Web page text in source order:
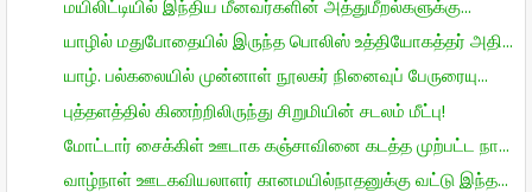
மயிலிட்டியில் இந்திய மீனவர்களின் அத்துமீறல்களுக்கு...
யாழில் மதுபோதையில் இருந்த பொலிஸ் உத்தியோகத்தர் அதி...
யாழ். பல்கலையில் முன்னாள் நூலகர் நினைவுப் பேருரையு...
புத்தளத்தில் கிணற்றிலிருந்து சிறுமியின் சடலம் மீட்பு!
மோட்டார் சைக்கிள் ஊடாக கஞ்சாவினை கடத்த முற்பட்ட நா...
வாழ்நாள் ஊடகவியலாளர் கானமயில்நாதனுக்கு வட்டு இந்த...